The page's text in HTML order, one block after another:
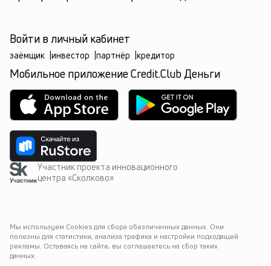
Мы используем Cookies для сбора обезличенных данных. Они
полезны для статистики, анализа трафика и настройки подходящей
рекламы. Оставаясь на сайте, вы соглашаетесь на сбор таких
данных.
Войти в личный кабинет
заёмщик инвестор партнёр кредитор
Мобильное приложение Credit.Club Деньги
Участник проекта инновационного
центра «Сколково»